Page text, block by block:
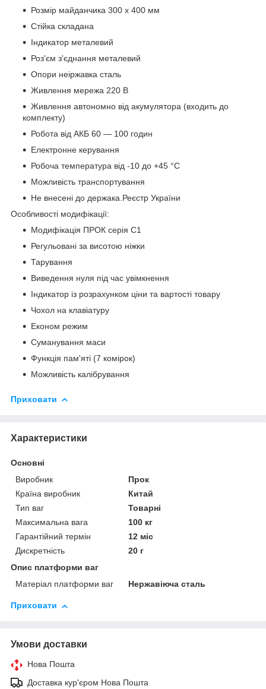
Розмір майданчика 300 х 400 мм
Стійка складана
Індикатор металевий
Роз'єм з'єднання металевий
Опори неіржавка сталь
Живлення мережа 220 В
Живлення автономно від акумулятора (входить до
комплекту)
Робота від АКБ 60 — 100 годин
Електронне керування
Робоча температура від -10 до +45 °C
Можливість транспортування
Не внесені до держака.Реєстр України
Особливості модифікації:
Модифікація ПРОК серія С1
Регульовані за висотою ніжки
Тарування
Виведення нуля під час увімкнення
Індикатор із розрахунком ціни та вартості товару
Чохол на клавіатуру
Економ режим
Суманування маси
Функція пам'яті (7 комірок)
Можливість калібрування
Приховати
Характеристики
Основні
Виробник
Прок
Країна виробник
Китай
Тип ваг
Товарні
Максимальна вага
100 кг
Гарантійний термін
12 міс
Дискретність
20 г
Опис платформи ваг
Матеріал платформи ваг
Нержавіюча сталь
Приховати
Умови доставки
Нова Пошта
Доставка кур'єром Нова Пошта